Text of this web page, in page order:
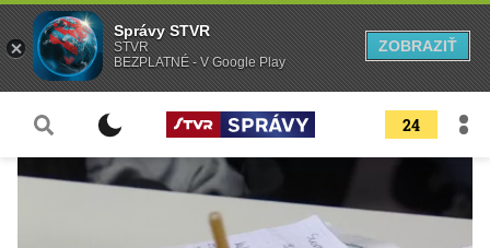
24
Správy STVR
STVR
BEZPLATNÉ - V Google Play
ZOBRAZIŤ